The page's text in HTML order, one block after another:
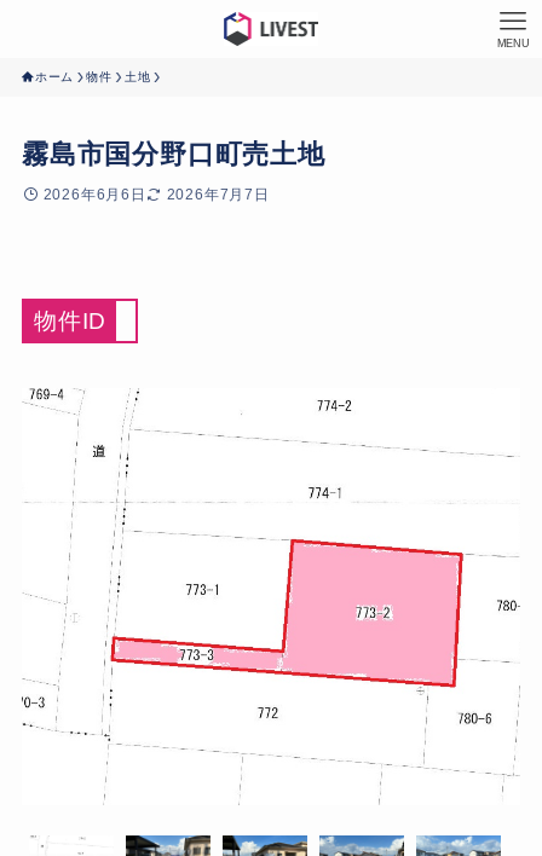
MENU
ホーム 物件 土地
霧島市国分野口町売土地
2026年6月6日 2026年7月7日
物件ID